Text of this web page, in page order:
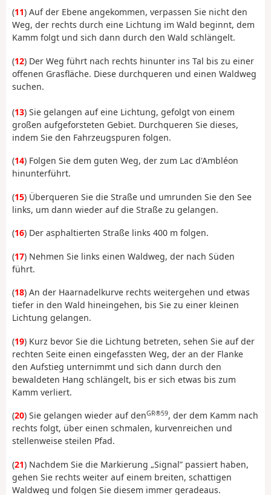
(11) Auf der Ebene angekommen, verpassen Sie nicht den
Weg, der rechts durch eine Lichtung im Wald beginnt, dem
Kamm folgt und sich dann durch den Wald schlängelt.
(12) Der Weg führt nach rechts hinunter ins Tal bis zu einer
offenen Grasfläche. Diese durchqueren und einen Waldweg
suchen.
(13) Sie gelangen auf eine Lichtung, gefolgt von einem
großen aufgeforsteten Gebiet. Durchqueren Sie dieses,
indem Sie den Fahrzeugspuren folgen.
(14) Folgen Sie dem guten Weg, der zum Lac d'Ambléon
hinunterführt.
(15) Überqueren Sie die Straße und umrunden Sie den See
links, um dann wieder auf die Straße zu gelangen.
(16) Der asphaltierten Straße links 400 m folgen.
(17) Nehmen Sie links einen Waldweg, der nach Süden
führt.
(18) An der Haarnadelkurve rechts weitergehen und etwas
tiefer in den Wald hineingehen, bis Sie zu einer kleinen
Lichtung gelangen.
(19) Kurz bevor Sie die Lichtung betreten, sehen Sie auf der
rechten Seite einen eingefassten Weg, der an der Flanke
den Aufstieg unternimmt und sich dann durch den
bewaldeten Hang schlängelt, bis er sich etwas bis zum
Kamm verliert.
(20) Sie gelangen wieder auf denGR®59, der dem Kamm nach
rechts folgt, über einen schmalen, kurvenreichen und
stellenweise steilen Pfad.
(21) Nachdem Sie die Markierung „Signal” passiert haben,
gehen Sie rechts weiter auf einem breiten, schattigen
Waldweg und folgen Sie diesem immer geradeaus.